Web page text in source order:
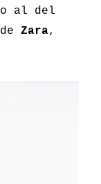
al del
Zara,